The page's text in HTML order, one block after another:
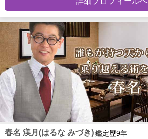
春名 渼月(はるな みづき)鑑定歴9年